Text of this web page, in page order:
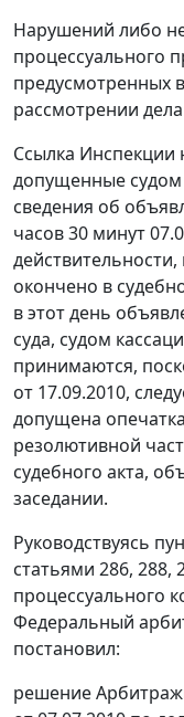
Нарушений либо
процессуального
предусмотренных в
рассмотрении
Ссылка Инспекции
допущенные
сведения об
часов 30 минут
окончено в
в этот день
суда, судом
принимаются,
от 17.09.2010,
допущена
резолютивной
судебного акта,
заседании.
Руководствуясь
статьями 286, 288,
процессуального
Федеральный
постановил:
решение